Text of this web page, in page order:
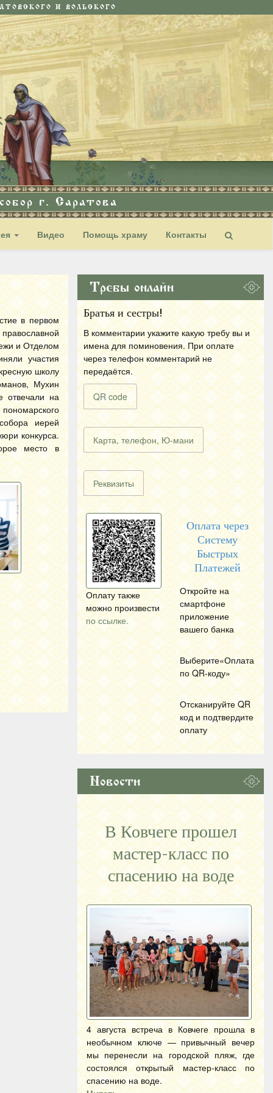
И ВОЛЬСКОГО
г. Саратова
Видео Помощь храму Контакты
в первом
и Отделом
участия
школу
Мухин
отвечали на
иерей
конкурса.
место в
Требы онлайн
Братья и сестры!
В комментарии укажите какую требу вы и
имена для поминовения. При оплате
через телефон комментарий не
передаётся.
QR code
Карта, телефон, Ю-мани
Реквизиты
Оплату также
можно произвести
по ссылке.
Оплата через
Систему
Быстрых
Платежей
Откройте на
смартфоне
приложение
вашего банка
Выберите«Оплата
по QR-коду»
Отсканируйте QR
код и подтвердите
оплату
Новости
В Ковчеге прошел
мастер-класс по
спасению на воде
4 августа встреча в Ковчеге прошла в
необычном ключе — привычный вечер
мы перенесли на городской пляж, где
состоялся открытый мастер-класс по
спасению на воде.